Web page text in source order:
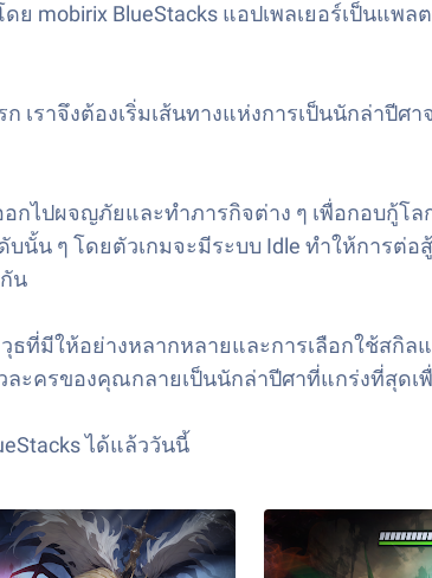
mobirix BlueStacks แอปเพลเยอร์เป็นแพ
เราจึงต้องเริ่มเส้นทางแห่งการเป็นนักล่า
กไปผจญภัยและทำภารกิจต่าง ๆ เพื่อกอบกู้
น ๆ โดยตัวเกมจะมีระบบ Idle ทำให้การต่
น
ที่มีให้อย่างหลากหลายและการเลือกใช้สกิ
ละครของคุณกลายเป็นนักล่าปีศาที่แกร่งที่สุ
ได้แล้ววันนี้